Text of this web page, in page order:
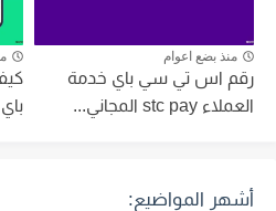
منذ بضع اعوام
رقم اس تي سي باي خدمة
العملاء stc pay المجاني...
باي stc pay أفراد...
أشهر المواضيع: